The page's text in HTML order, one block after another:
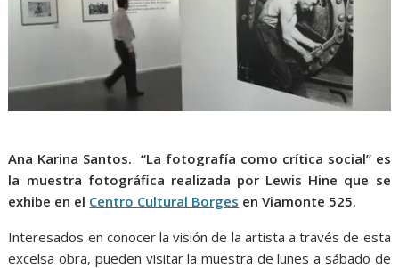
Ana Karina Santos. “La fotografía como crítica social” es
la muestra fotográfica realizada por Lewis Hine que se
exhibe en el Centro Cultural Borges en Viamonte 525.
Interesados en conocer la visión de la artista a través de esta
excelsa obra, pueden visitar la muestra de lunes a sábado de